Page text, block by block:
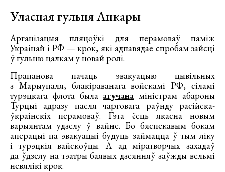
Уласная гульня Анкары
Арганізацыя пляцоўкі для перамоваў паміж
Украінай і РФ — крок, які адпавядае спробам зайсці
ў гульню цалкам у новай ролі.
Прапанова пачаць эвакуацыю цывільных
з Марыупаля, блакіраванага войскамі РФ, сіламі
турэцкага флота была агучана міністрам абароны
Турцыі адразу пасля чарговага раўнду расійска-
ўкраінскіх перамоваў. Гэта ёсць якасна новым
варыянтам удзелу ў вайне. Бо бяспекавым бокам
аперацыі па эвакуацыі будуць займацца ў тым ліку
і турэцкія вайскоўцы. А ад міратворчых захадаў
да ўдзелу на тэатры баявых дзеянняў заўжды вельмі
невялікі крок.